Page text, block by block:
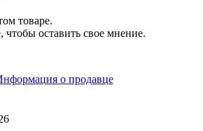
товаре.
оставить свое мнение.
о продавце